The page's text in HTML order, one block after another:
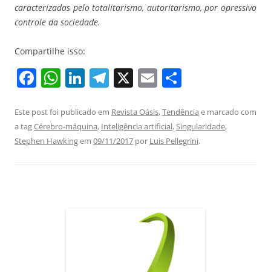
caracterizadas pelo totalitarismo, autoritarismo, por opressivo
controle da sociedade.
Compartilhe isso:
F
c
e
W
at
s
Li
k
e
T
e
gr
X E
ai
l
ar
e
Este post foi publicado em Revista Oásis,Tendência e marcado com
a tagCérebro-máquina, Inteligência artificial,Singularidade,
Stephen Hawkingem 09/11/2017 por Luis Pellegrini.